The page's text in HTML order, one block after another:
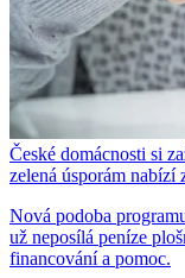
České domácnosti si
zelená úsporám nabízí
Nová podoba
už neposílá peníze
financování a pomoc.